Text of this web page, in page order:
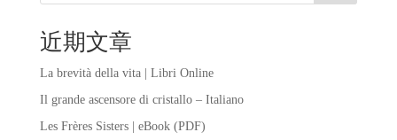
近期文章
La brevità della vita | Libri Online
Il grande ascensore di cristallo – Italiano
Les Frères Sisters | eBook (PDF)